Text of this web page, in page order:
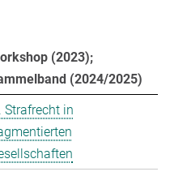
(2023);
(2024/2025)
Strafrecht in